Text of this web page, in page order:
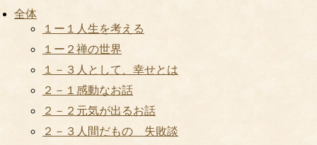
全体
１ー１人生を考える
１ー２禅の世界
１－３人として、幸せとは
２－１感動なお話
２－２元気が出るお話
２－３人間だもの 失敗談